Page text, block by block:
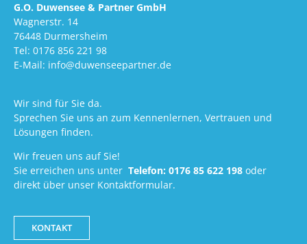
G.O. Duwensee & Partner GmbH
Wagnerstr. 14
76448 Durmersheim
Tel: 0176 856 221 98
E-Mail: info@duwenseepartner.de
Wir sind für Sie da.
Sprechen Sie uns an zum Kennenlernen, Vertrauen und
Lösungen finden.
Wir freuen uns auf Sie!
Sie erreichen uns unter Telefon: 0176 85 622 198 oder
direkt über unser Kontaktformular.
KONTAKT